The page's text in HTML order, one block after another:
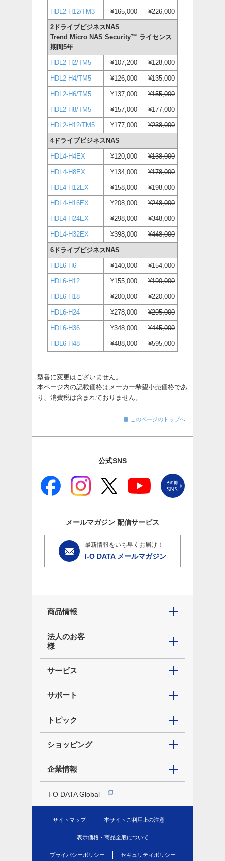
HDL2-H12/TM3 ¥165,000 ¥226,000
2ドライブビジネスNAS
Trend Micro NAS Security™ ライセンス
期間5年
HDL2-H2/TM5 ¥107,200 ¥128,000
HDL2-H4/TM5 ¥126,000 ¥135,000
HDL2-H6/TM5 ¥137,000 ¥155,000
HDL2-H8/TM5 ¥157,000 ¥177,000
HDL2-H12/TM5 ¥177,000 ¥238,000
4ドライブビジネスNAS
HDL4-H4EX ¥120,000 ¥138,000
HDL4-H8EX ¥134,000 ¥178,000
HDL4-H12EX ¥158,000 ¥198,000
HDL4-H16EX ¥208,000 ¥248,000
HDL4-H24EX ¥298,000 ¥348,000
HDL4-H32EX ¥398,000 ¥448,000
6ドライブビジネスNAS
HDL6-H6 ¥140,000 ¥154,000
HDL6-H12 ¥155,000 ¥190,000
HDL6-H18 ¥200,000 ¥220,000
HDL6-H24 ¥278,000 ¥295,000
HDL6-H36 ¥348,000 ¥445,000
HDL6-H48 ¥488,000 ¥595,000
型番に変更はございません。
本ページ内の記載価格はメーカー希望小売価格であ
り、消費税は含まれておりません。
このページのトップへ
公式SNS
メールマガジン 配信サービス
最新情報をいち早くお届け！
I-O DATA メールマガジン
商品情報
法人のお客
様
サービス
サポート
トピック
ショッピング
企業情報
I-O DATA Global
サイトマップ 本サイトご利用上の注意
表示価格・商品全般について
プライバシーポリシー セキュリティポリシー